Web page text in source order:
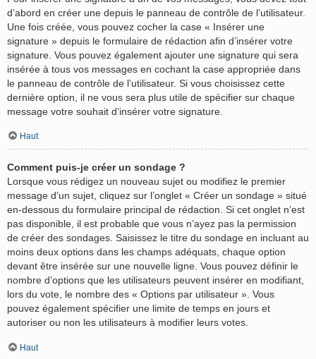
d’abord en créer une depuis le panneau de contrôle de l’utilisateur.
Une fois créée, vous pouvez cocher la case « Insérer une
signature » depuis le formulaire de rédaction afin d’insérer votre
signature. Vous pouvez également ajouter une signature qui sera
insérée à tous vos messages en cochant la case appropriée dans
le panneau de contrôle de l’utilisateur. Si vous choisissez cette
dernière option, il ne vous sera plus utile de spécifier sur chaque
message votre souhait d’insérer votre signature.
Haut
Comment puis-je créer un sondage ?
Lorsque vous rédigez un nouveau sujet ou modifiez le premier
message d’un sujet, cliquez sur l’onglet « Créer un sondage » situé
en-dessous du formulaire principal de rédaction. Si cet onglet n’est
pas disponible, il est probable que vous n’ayez pas la permission
de créer des sondages. Saisissez le titre du sondage en incluant au
moins deux options dans les champs adéquats, chaque option
devant être insérée sur une nouvelle ligne. Vous pouvez définir le
nombre d’options que les utilisateurs peuvent insérer en modifiant,
lors du vote, le nombre des « Options par utilisateur ». Vous
pouvez également spécifier une limite de temps en jours et
autoriser ou non les utilisateurs à modifier leurs votes.
Haut